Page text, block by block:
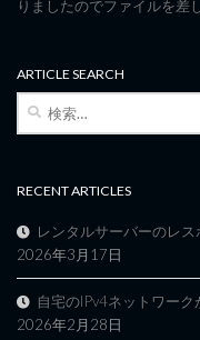
りましたのでファイルを差
ARTICLE SEARCH
RECENT ARTICLES
レンタルサーバーのレ
2026年3月17日
自宅のIPv4ネットワー
2026年2月28日